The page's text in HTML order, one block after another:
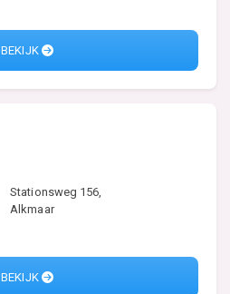
BEKIJK
Stationsweg 156,
Alkmaar
BEKIJK